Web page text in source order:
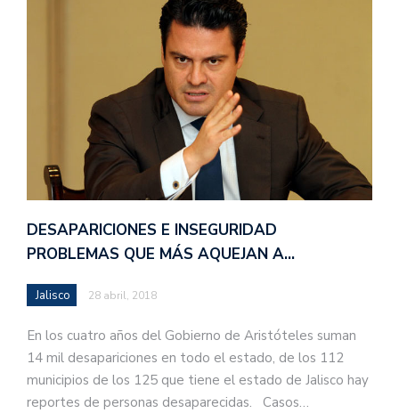
DESAPARICIONES E INSEGURIDAD
PROBLEMAS QUE MÁS AQUEJAN A…
Jalisco 28 abril, 2018
En los cuatro años del Gobierno de Aristóteles suman
14 mil desapariciones en todo el estado, de los 112
municipios de los 125 que tiene el estado de Jalisco hay
reportes de personas desaparecidas. Casos…